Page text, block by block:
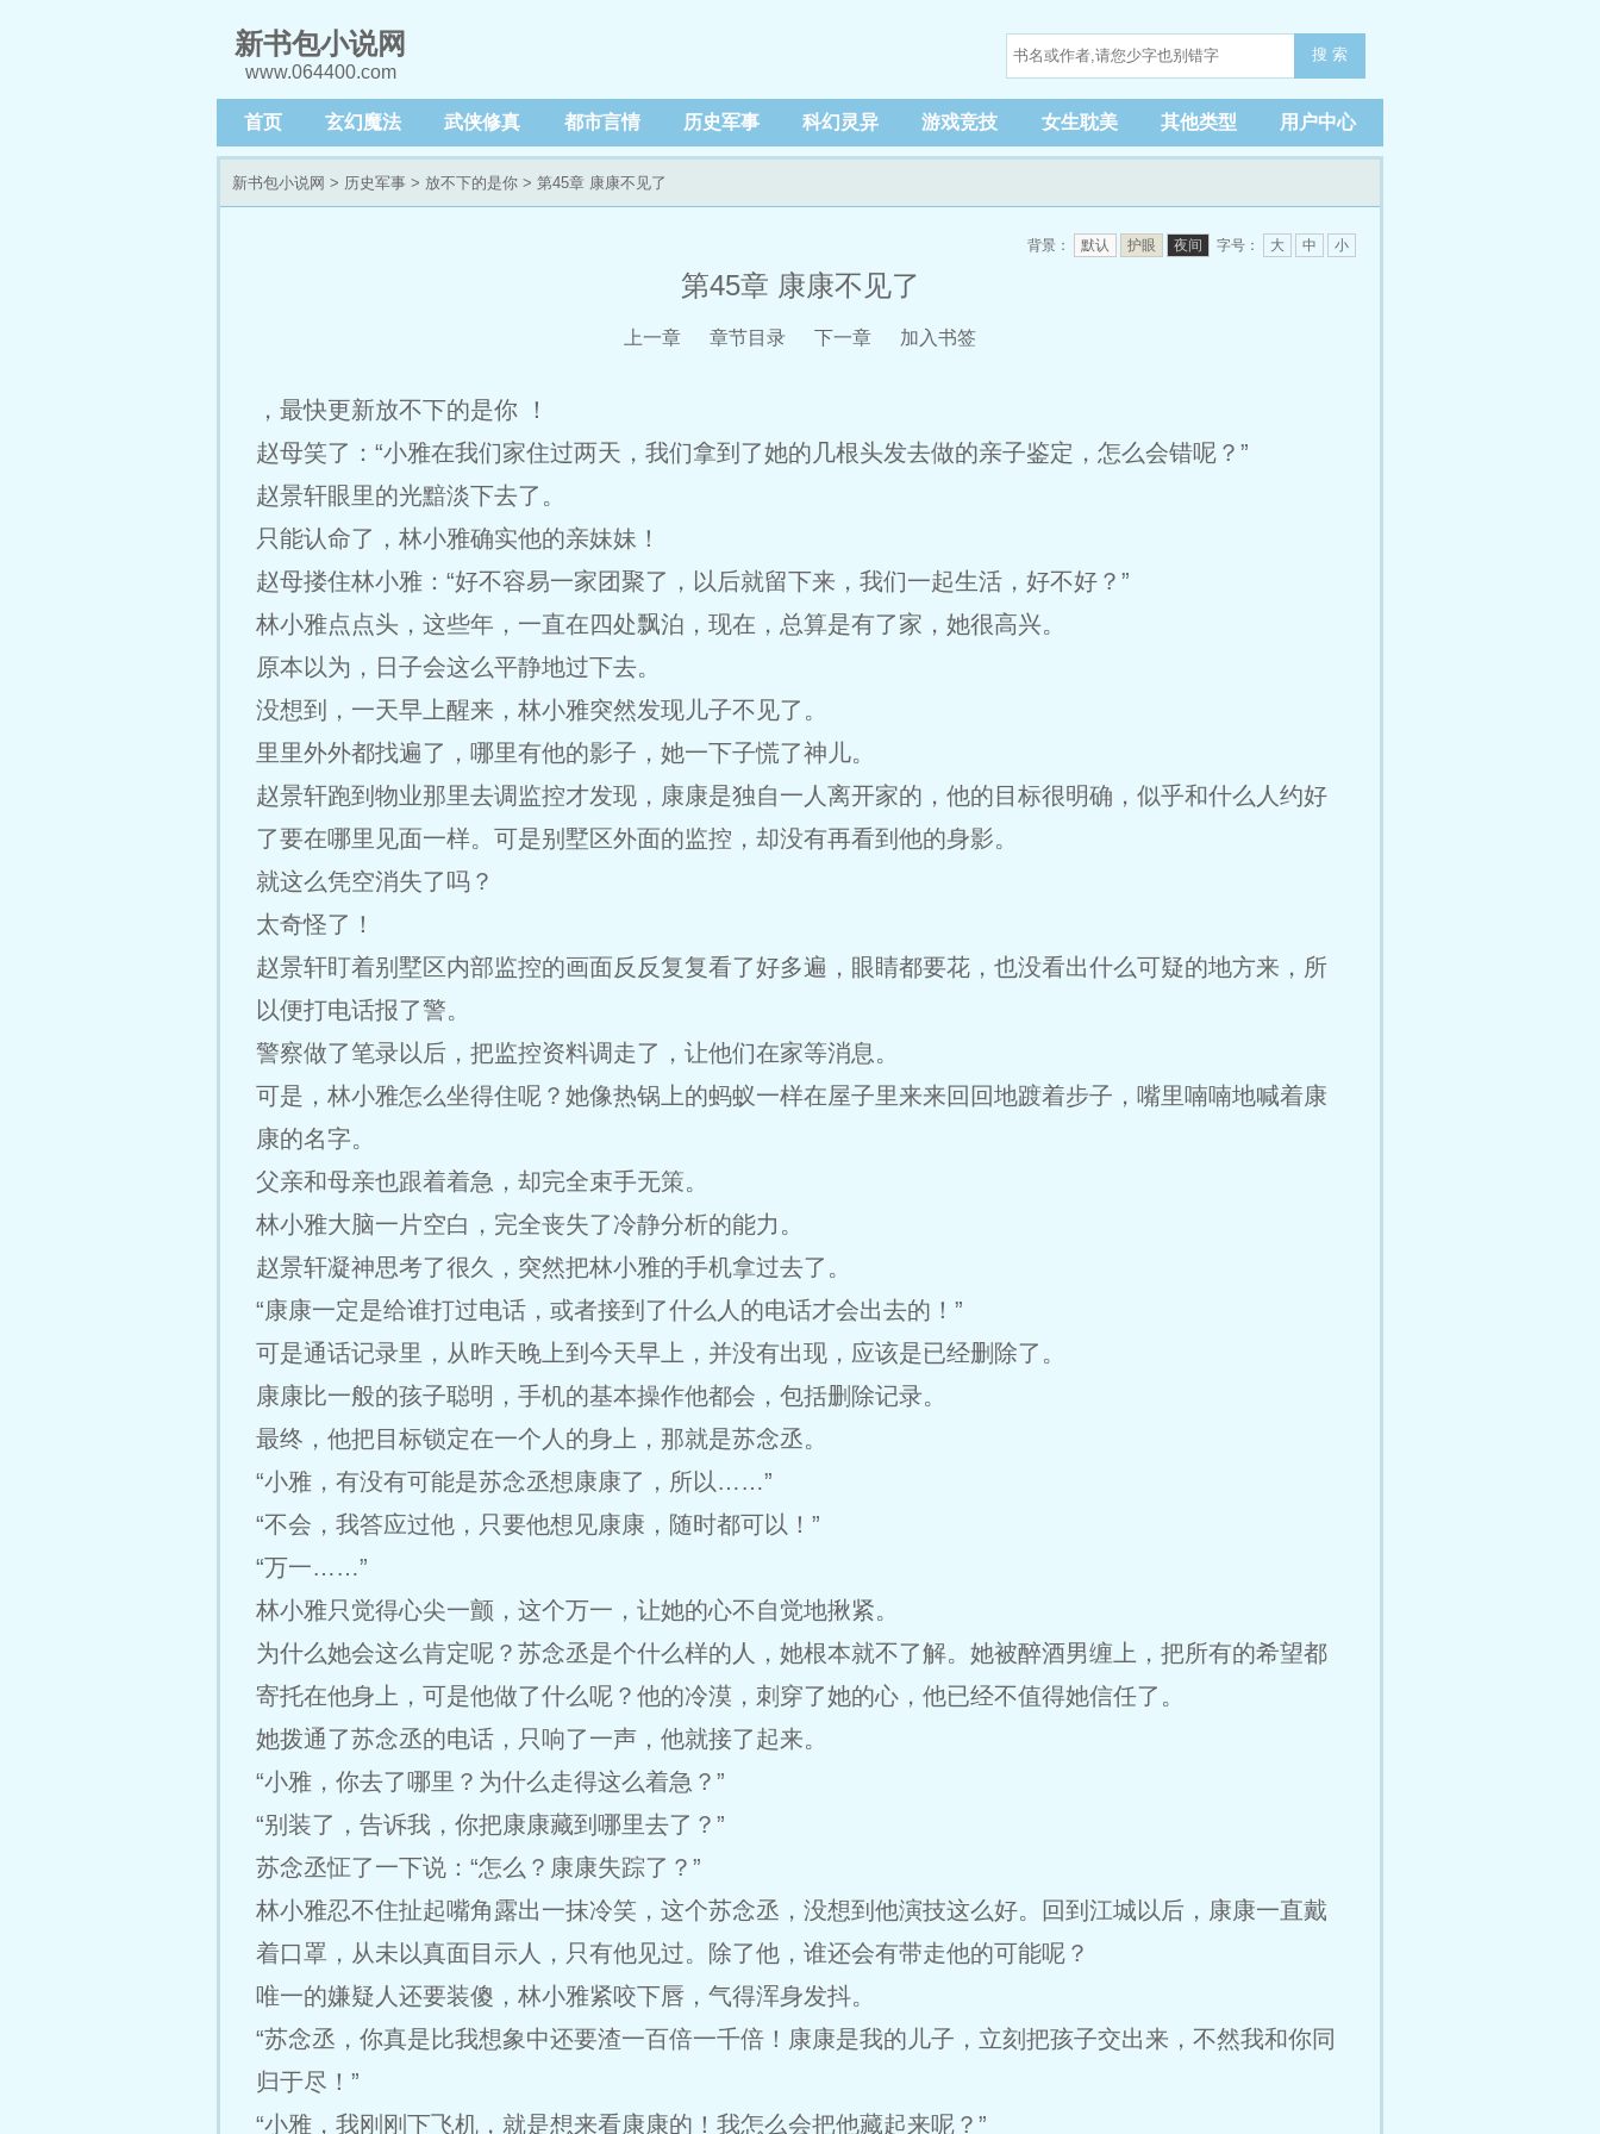
新书包小说网
www.064400.com
搜 索
首页 玄幻魔法 武侠修真 都市言情 历史军事 科幻灵异 游戏竞技 女生耽美 其他类型 用户中心
新书包小说网 > 历史军事 > 放不下的是你 > 第45章 康康不见了
背景： 默认 护眼 夜间 字号： 大 中 小
第45章 康康不见了
上一章 章节目录 下一章 加入书签
，最快更新放不下的是你 ！
赵母笑了：“小雅在我们家住过两天，我们拿到了她的几根头发去做的亲子鉴定，怎么会错呢？”
赵景轩眼里的光黯淡下去了。
只能认命了，林小雅确实他的亲妹妹！
赵母搂住林小雅：“好不容易一家团聚了，以后就留下来，我们一起生活，好不好？”
林小雅点点头，这些年，一直在四处飘泊，现在，总算是有了家，她很高兴。
原本以为，日子会这么平静地过下去。
没想到，一天早上醒来，林小雅突然发现儿子不见了。
里里外外都找遍了，哪里有他的影子，她一下子慌了神儿。
赵景轩跑到物业那里去调监控才发现，康康是独自一人离开家的，他的目标很明确，似乎和什么人约好
了要在哪里见面一样。可是别墅区外面的监控，却没有再看到他的身影。
就这么凭空消失了吗？
太奇怪了！
赵景轩盯着别墅区内部监控的画面反反复复看了好多遍，眼睛都要花，也没看出什么可疑的地方来，所
以便打电话报了警。
警察做了笔录以后，把监控资料调走了，让他们在家等消息。
可是，林小雅怎么坐得住呢？她像热锅上的蚂蚁一样在屋子里来来回回地踱着步子，嘴里喃喃地喊着康
康的名字。
父亲和母亲也跟着着急，却完全束手无策。
林小雅大脑一片空白，完全丧失了冷静分析的能力。
赵景轩凝神思考了很久，突然把林小雅的手机拿过去了。
“康康一定是给谁打过电话，或者接到了什么人的电话才会出去的！”
可是通话记录里，从昨天晚上到今天早上，并没有出现，应该是已经删除了。
康康比一般的孩子聪明，手机的基本操作他都会，包括删除记录。
最终，他把目标锁定在一个人的身上，那就是苏念丞。
“小雅，有没有可能是苏念丞想康康了，所以……”
“不会，我答应过他，只要他想见康康，随时都可以！”
“万一……”
林小雅只觉得心尖一颤，这个万一，让她的心不自觉地揪紧。
为什么她会这么肯定呢？苏念丞是个什么样的人，她根本就不了解。她被醉酒男缠上，把所有的希望都
寄托在他身上，可是他做了什么呢？他的冷漠，刺穿了她的心，他已经不值得她信任了。
她拨通了苏念丞的电话，只响了一声，他就接了起来。
“小雅，你去了哪里？为什么走得这么着急？”
“别装了，告诉我，你把康康藏到哪里去了？”
苏念丞怔了一下说：“怎么？康康失踪了？”
林小雅忍不住扯起嘴角露出一抹冷笑，这个苏念丞，没想到他演技这么好。回到江城以后，康康一直戴
着口罩，从未以真面目示人，只有他见过。除了他，谁还会有带走他的可能呢？
唯一的嫌疑人还要装傻，林小雅紧咬下唇，气得浑身发抖。
“苏念丞，你真是比我想象中还要渣一百倍一千倍！康康是我的儿子，立刻把孩子交出来，不然我和你同
归于尽！”
“小雅，我刚刚下飞机，就是想来看康康的！我怎么会把他藏起来呢？”